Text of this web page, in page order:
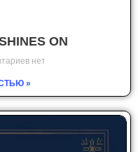
ON
нет
»